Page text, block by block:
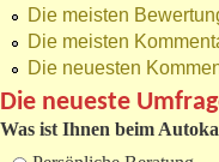
Die meisten
Die meisten
Die neuesten
Die neueste
Was ist Ihnen beim